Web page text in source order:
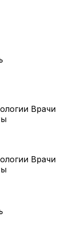
Врачи
Врачи